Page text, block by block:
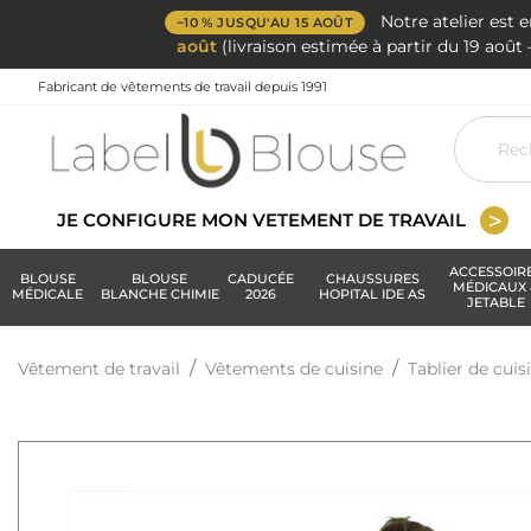
−10 % JUSQU'AU 15 AOÛT
Notre atelier est
août (livraison estimée à partir du 19
Fabricant de vêtements de travail depuis 1991
JE CONFIGURE MON VETEMENT DE TRAVAIL
BLOUSE
MÉDICALE
BLOUSE
BLANCHE CHIMIE
CADUCÉE
2026
CHAUSSURES
HOPITAL IDE AS
MÉDICAUX
JETABLE
Vêtement de travail Vêtements de cuisine Tablier de